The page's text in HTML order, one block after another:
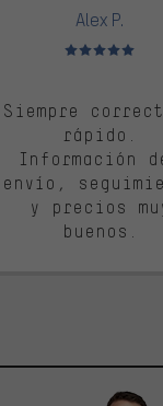
Alex P.
Valoración
Siempre
rápido.
Información
envío,
y precios
buenos.